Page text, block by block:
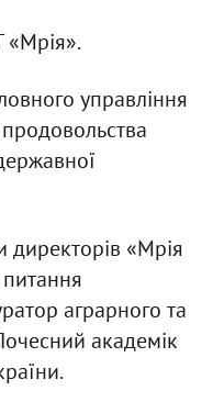
управління
продовольства
директорів «Мрія
аграрного та
академік